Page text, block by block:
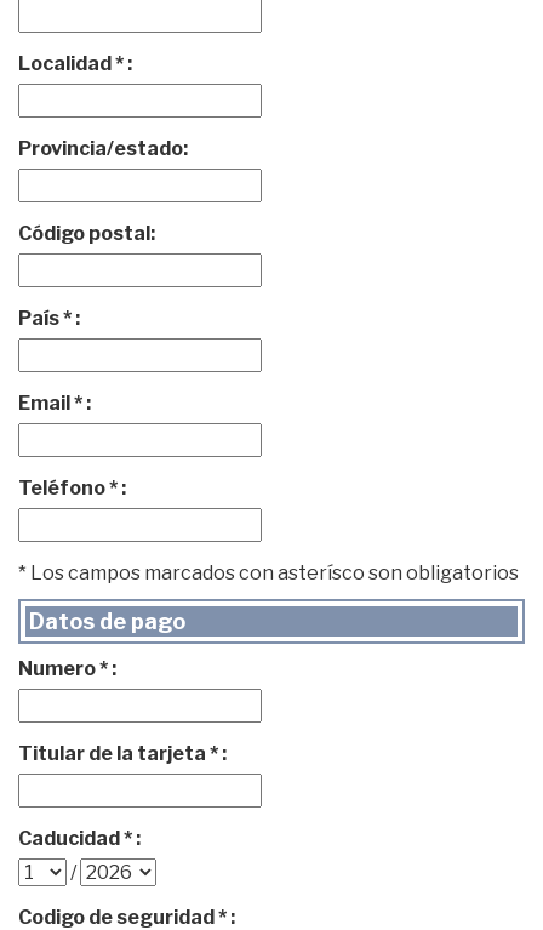
Localidad * :
Provincia/estado:
Código postal:
País * :
Email * :
Teléfono * :
* Los campos marcados con asterísco son obligatorios
Datos de pago
Numero * :
Titular de la tarjeta * :
Caducidad * :
/
Codigo de seguridad * :